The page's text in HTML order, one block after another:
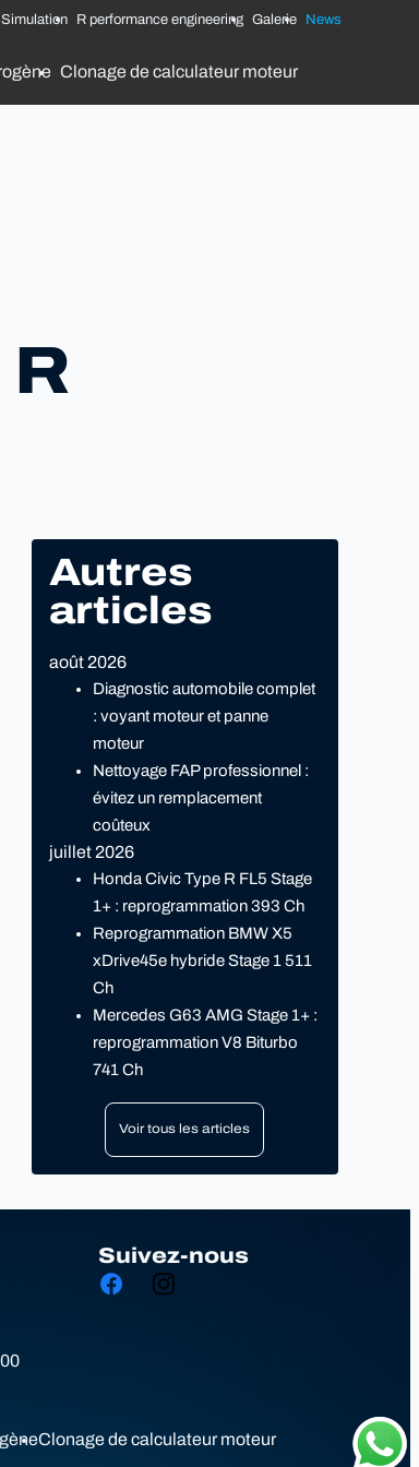
Simulation R performance engineering Galerie News
Clonage de calculateur moteur
Autres
articles
août 2026
Diagnostic automobile complet
: voyant moteur et panne
moteur
Nettoyage FAP professionnel :
évitez un remplacement
coûteux
juillet 2026
Honda Civic Type R FL5 Stage
1+ : reprogrammation 393 Ch
Reprogrammation BMW X5
xDrive45e hybride Stage 1 511
Ch
Mercedes G63 AMG Stage 1+ :
reprogrammation V8 Biturbo
741 Ch
Voir tous les articles
Suivez-nous
Clonage de calculateur moteur